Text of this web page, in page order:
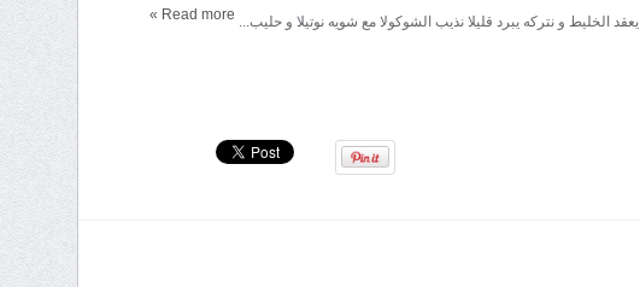
يعقد الخليط و نتركه يبرد قليلا نذيب الشوكولا مع شويه نوتيلا و حليب... Read more
»